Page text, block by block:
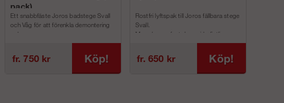
pack)
Ett snabbfäste Joros badstege Svall
och Våg för att förenkla demontering
och m...
fr. 750 kr Köp!
Rostfri lyftspak till Joros fällbara stege
Svall.
Man skruvar fast denna i befintliga
fr. 650 kr Köp!